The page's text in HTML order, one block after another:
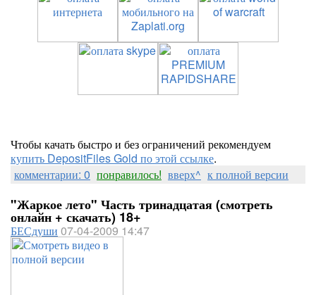
Чтобы качать быстро и без ограничений рекомендуем
купить DepositFiles Gold по этой ссылке.
комментарии: 0 понравилось! вверх^ к полной версии
"Жаркое лето" Часть тринадцатая (смотреть
онлайн + скачать) 18+
БЕСдуши 07-04-2009 14:47